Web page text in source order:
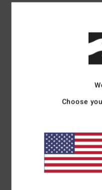
Copertura:copertura
Spalline:spalline
Chiusura:chiusura
Logo ricamato
Choose